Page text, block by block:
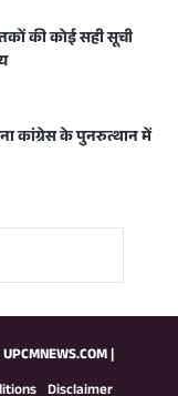
की कोई सही सूची
कांग्रेस के पुनरुत्थान में
UPCMNEWS.COM|